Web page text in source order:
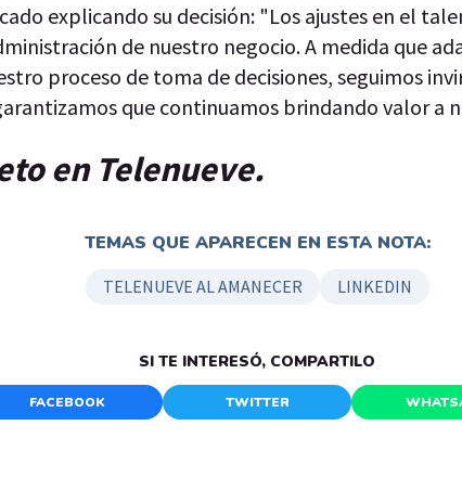
explicando su decisión: "Los ajustes en el
de nuestro negocio. A medida que
proceso de toma de decisiones, seguimos
que continuamos brindando valor a
en Telenueve.
TEMAS QUE APARECEN EN ESTA NOTA:
TELENUEVE AL AMANECER LINKEDIN
SI TE INTERESÓ, COMPARTILO
FACEBOOK TWITTER